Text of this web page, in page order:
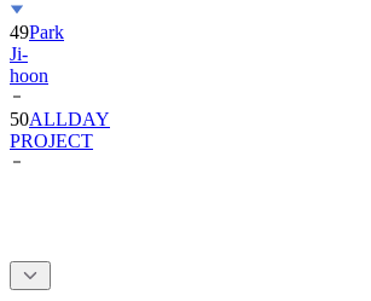
49Park
Ji-
hoon
50ALLDAY
PROJECT